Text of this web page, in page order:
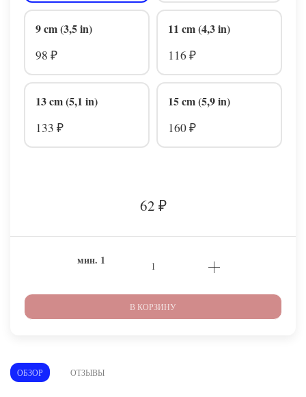
9 cm (3,5 in)
98 ₽
11 cm (4,3 in)
116 ₽
13 cm (5,1 in)
133 ₽
15 cm (5,9 in)
160 ₽
62 ₽
мин. 1
В КОРЗИНУ
ОБЗОР ОТЗЫВЫ